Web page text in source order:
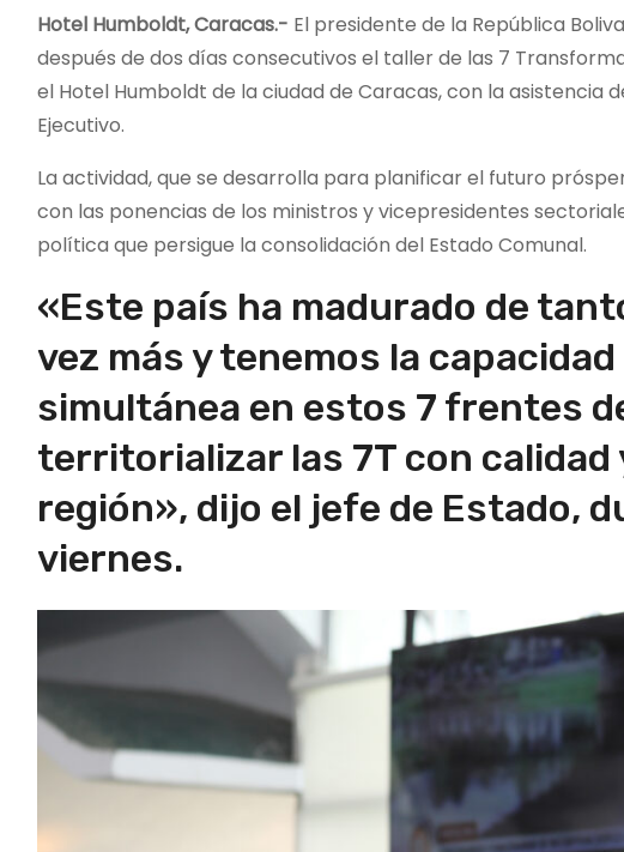
Hotel Humboldt, Caracas.- El presidente de la República
después de dos días consecutivos el taller de las 7
el Hotel Humboldt de la ciudad de Caracas, con la
Ejecutivo.
La actividad, que se desarrolla para planificar el futuro
con las ponencias de los ministros y vicepresidentes
política que persigue la consolidación del Estado Comunal.
«Este país ha madurado de
vez más y tenemos la
simultánea en estos 7 frentes
territorializar las 7T con
región», dijo el jefe de Estado,
viernes.